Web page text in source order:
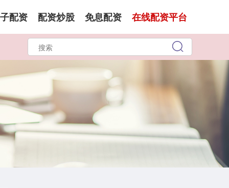
配资 配资炒股 免息配资 在线配资平台